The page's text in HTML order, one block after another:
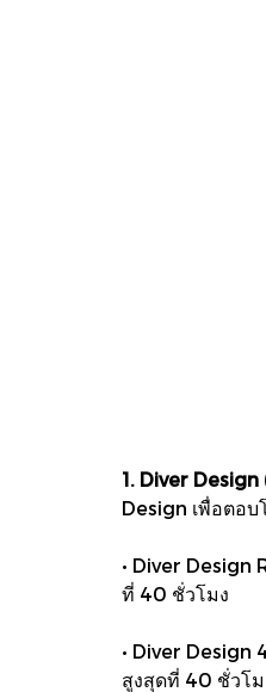
1. Diver
Design เพื่อตอ
• Diver Design
ที่ 40 ชั่วโมง
• Diver Design
สูงสุดที่ 40 ชั่วโม